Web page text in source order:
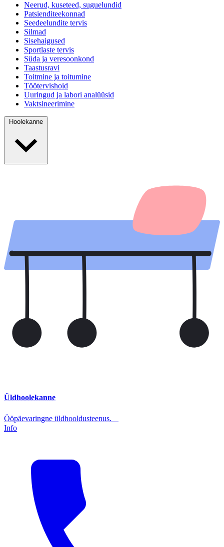
Neerud, kuseteed, suguelundid
Patsienditeekonnad
Seedeelundite tervis
Silmad
Sisehaigused
Sportlaste tervis
Süda ja veresoonkond
Taastusravi
Toitmine ja toitumine
Töötervishoid
Uuringud ja labori analüüsid
Vaktsineerimine
Hoolekanne
Üldhoolekanne
Ööpäevaringne üldhooldusteenus.
Info